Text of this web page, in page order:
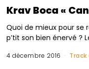
Krav Boca «
Quoi de mieux pour se
p’tit son bien énervé ?
4 décembre 2016